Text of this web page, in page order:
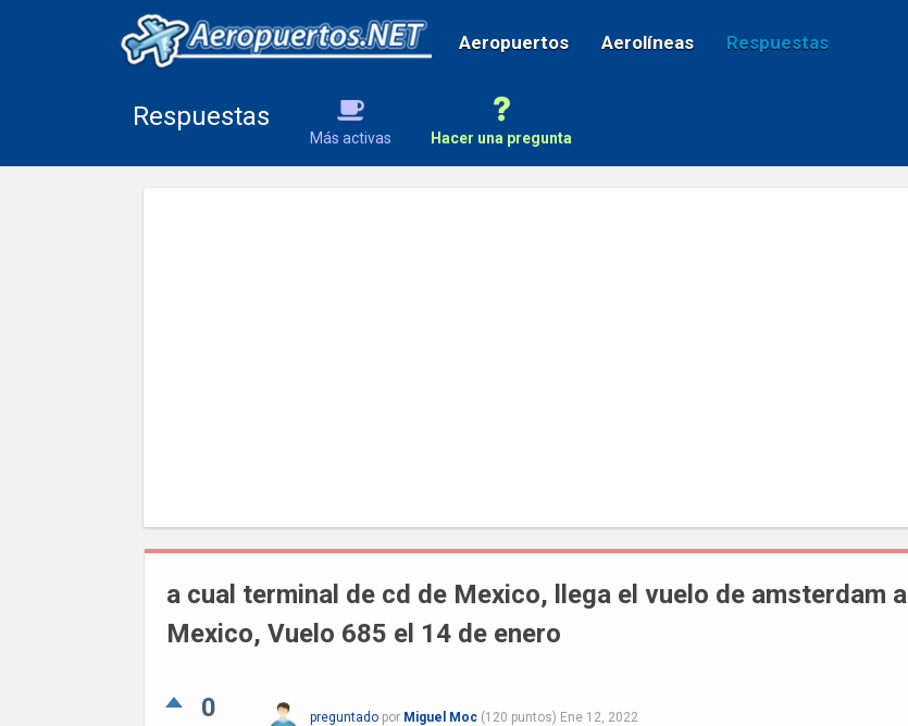
Aeropuertos Aerolíneas Respuestas
Respuestas
Más activas Hacer una pregunta
a cual terminal de cd de Mexico, llega el vuelo de amsterdam a
Mexico, Vuelo 685 el 14 de enero
0 preguntado por Miguel Moc (120 puntos) Ene 12, 2022